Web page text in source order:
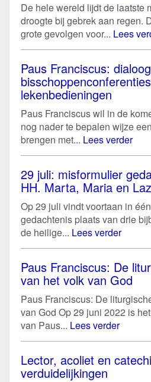
De hele wereld lijdt de laatste
droogte bij gebrek aan regen.
grote gevolgen voor... Lees
Paus Franciscus:
lekenbedieningen
Paus Franciscus wil in de
nog nader te bepalen wijze
brengen met... Lees verder
29 juli: misformulier
HH. Marta, Maria en
Op 29 juli vindt voortaan in
gedachtenis plaats van drie
de heilige... Lees verder
Paus Franciscus: De
van het volk van God
Paus Franciscus: De
van God Op 29 juni 2022 is
van Paus... Lees verder
Lector, acoliet en
verduidelijkingen